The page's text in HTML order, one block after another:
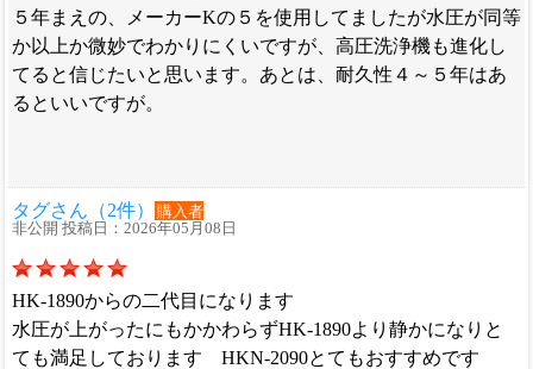
５年まえの、メーカーKの５を使用してましたが水圧が同等
か以上か微妙でわかりにくいですが、高圧洗浄機も進化し
てると信じたいと思います。あとは、耐久性４～５年はあ
るといいですが。
タグさん（2件）
購入者
非公開 投稿日：2026年05月08日
HK-1890からの二代目になります
水圧が上がったにもかかわらずHK-1890より静かになりと
ても満足しております HKN-2090とてもおすすめです